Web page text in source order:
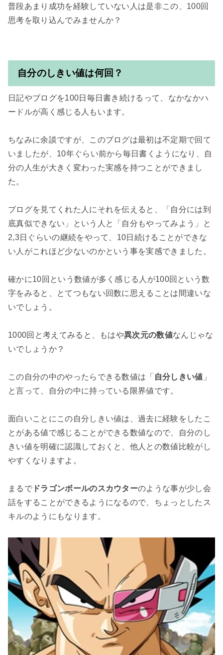
普段あまり成功を経験していない人は是非この、100回
自分のしきい値は何回？
日記やブログを100日毎日書き続けるって、なかなかハ
ードルが高く感じる人もいます。
ちなみに余談ですが、このブログは最初は不定期で回て
いましたが、10年ぐらい前から毎日書くようになり、自
分の人生が大きく変わった実感を持つことができまし
た。
ブログを見てくれた人にそれを伝えると、「自分には到
底真似できない」という人と「自分もやってみよう」と
2,3日ぐらいの継続をやって、10日続けることができな
い人がこれほど少ないのかという事を実感できました。
確かに10回という数値が多く感じる人が100回という数
字をみると、とてつもない回数に思えることは間違いな
いでしょう。
1000回と考えてみると、もはや異次元の数値なんじゃな
いでしょうか？
この自分の中のやったらできる数値は「 自分しきい値 」
と言って、自分の中に持っている限界値です。
面白いことにこの自分しきい値は、過去に経験をしたこ
とがある値で感じることができる数値なので、自分のし
きい値を明確に認識しておくと、他人との数値比較がし
やすくなりますよ。
まるでドラゴンボールのスカウターのような事が少し会
話をすることができるようになるので、ちょっとしたス
キルのようにもなります。